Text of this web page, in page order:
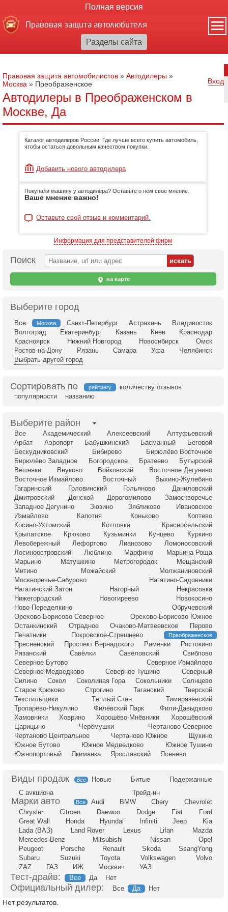
Полная версия
Правовая защита автолюбителя
Правовая защита автомобилистов » Автодилеры »
Москва » Преображенское Вход
Автодилеры в Преображенском в
Москве, Да
Каталог автодилеров России. Где лучше всего купить автомобиль,
чтобы остаться довольным качеством покупки.
Добавить нового автодилера
Покупали машину у автодилера? Оставьте о нем свое мнение.
Ваше мнение важно!
Оставьте свой отзыв и комментарий.
Информация для представителей фирм
Поиск
на карте
Выберите город
Все Москва Санкт-Петербург Астрахань
Владивосток
Волгоград
Екатеринбург Казань Киев
Краснодар
Красноярск
Нижний Новгород Новосибирск
Омск
Ростов-на-Дону
Рязань Самара Уфа
Челябинск
Выбрать другой город
Сортировать по рейтингу
количеству отзывов
популярности
названию
Выберите район
Все Академический Алексеевский
Алтуфьевский
Арбат
Аэропорт Бабушкинский Басманный
Беговой
Бескудниковский
Бибирево
Бирюлёво Восточное
Бирюлёво Западное
Богородское Братеево
Бутырский
Вешняки
Внуково Войковский
Восточное Дегунино
Восточное Измайлово
Восточный
Выхино-Жулебино
Гагаринский
Головинский Гольяново
Даниловский
Дмитровский
Донской Дорогомилово
Замоскворечье
Западное Дегунино
Зюзино Зябликово
Ивановское
Измайлово
Капотня Коньково
Коптево
Косино-Ухтомский
Котловка
Красносельский
Крылатское
Крюково Кузьминки Кунцево
Куркино
Левобережный
Лефортово Лианозово
Ломоносовский
Лосиноостровский
Люблино Марфино
Марьина Роща
Марьино
Матушкино Метрогородок
Мещанский
Митино
Можайский
Молжаниновский
Москворечье-Сабурово
Нагатино-Садовники
Нагатинский Затон
Нагорный
Некрасовка
Нижегородский
Новогиреево
Новокосино
Ново-Переделкино
Обручевский
Орехово-Борисово Северное
Орехово-Борисово Южное
Останкинский
Отрадное Очаково-Матвеевское
Перово
Печатники
Покровское-Стрешнево Преображенское
Пресненский Проспект Вернадского Раменки
Ростокино
Рязанский
Савёлки Савёловский
Свиблово
Северное Бутово
Северное Измайлово
Северное Медведково
Северное Тушино
Северный
Силино
Сокол Соколиная Гора Сокольники
Солнцево
Старое Крюково
Строгино Таганский
Тверской
Текстильщики
Тёплый Стан
Тимирязевский
Тропарёво-Никулино
Филёвский Парк
Фили-Давыдково
Хамовники
Ховрино Хорошёво-Мнёвники
Хорошёвский
Царицыно
Черёмушки
Чертаново Северное
Чертаново Центральное
Чертаново Южное
Щукино
Южное Бутово
Южное Медведково
Южное Тушино
Южнопортовый
Якиманка Ярославский Ясенево
Все Новые Битые
Подержанные
С аукциона
Трейд-ин
Все Audi BMW Chery
Chevrolet
Chrysler
Citroen Daewoo Dodge Fiat
Ford
Great Wall
Honda Hyundai Infiniti Jeep
Kia
Lada (ВАЗ)
Land Rover Lexus Lifan
Mazda
Mercedes-Benz
Mitsubishi Nissan
Opel
Peugeot
Porsche Renault Skoda
SsangYong
Subaru
Suzuki Toyota Volkswagen
Volvo
ZAZ
ГАЗ ИЖ Москвич УАЗ
Тест-драйв: Все Да Нет
Официальный дилер: Все Да Нет
Нет результатов.